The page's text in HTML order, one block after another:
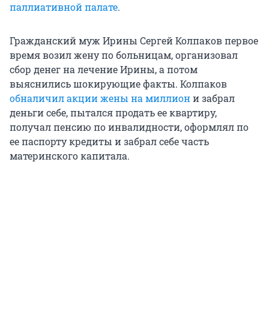
паллиативной палате.
Гражданский муж Ирины Сергей Колпаков первое
время возил жену по больницам, организовал
сбор денег на лечение Ирины, а потом
выяснились шокирующие факты. Колпаков
обналичил акции жены на миллиони забрал
деньги себе, пытался продать ее квартиру,
получал пенсию по инвалидности, оформлял по
ее паспорту кредиты и забрал себе часть
материнского капитала.